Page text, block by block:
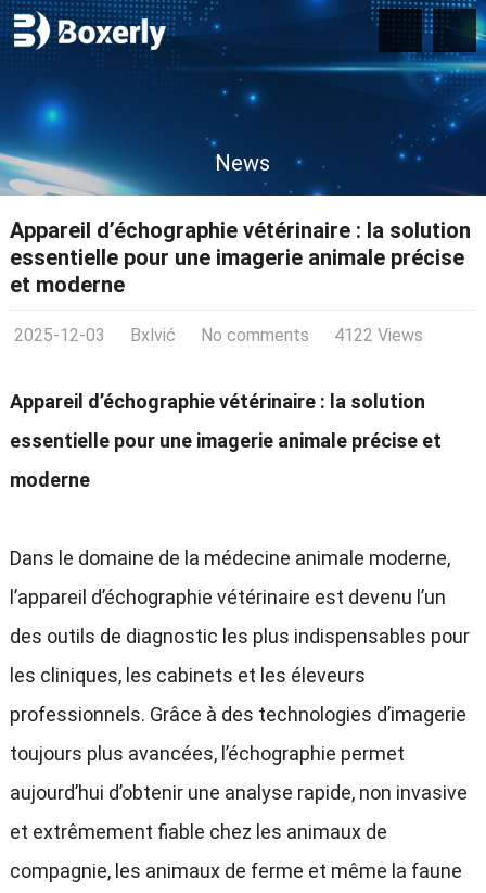
News
Appareil d’échographie vétérinaire : la solution
essentielle pour une imagerie animale précise
et moderne
2025-12-03 Bxlvić No comments 4122 Views
Appareil d’échographie vétérinaire : la solution
essentielle pour une imagerie animale précise et
moderne
Dans le domaine de la médecine animale moderne,
l’appareil d’échographie vétérinaire est devenu l’un
des outils de diagnostic les plus indispensables pour
les cliniques, les cabinets et les éleveurs
professionnels. Grâce à des technologies d’imagerie
toujours plus avancées, l’échographie permet
aujourd’hui d’obtenir une analyse rapide, non invasive
et extrêmement fiable chez les animaux de
compagnie, les animaux de ferme et même la faune